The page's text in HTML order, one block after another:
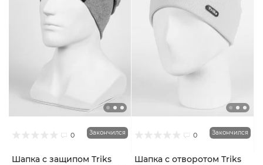
0 Закончился
Шапка с защипом Triks
0 Закончился
Шапка с отворотом Triks